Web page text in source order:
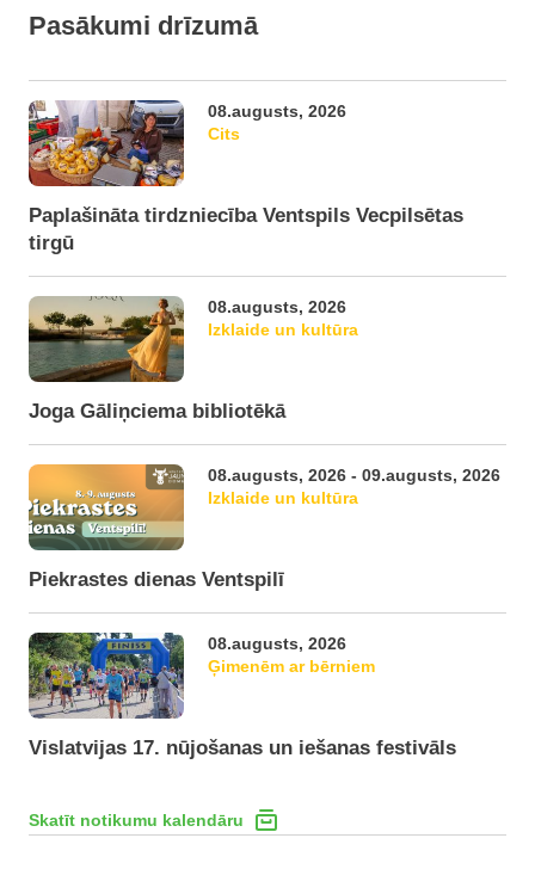
Pasākumi drīzumā
08.augusts, 2026
Cits
Paplašināta tirdzniecība Ventspils Vecpilsētas
tirgū
08.augusts, 2026
Izklaide un kultūra
Joga Gāliņciema bibliotēkā
08.augusts, 2026 - 09.augusts, 2026
Izklaide un kultūra
Piekrastes dienas Ventspilī
08.augusts, 2026
Ģimenēm ar bērniem
Vislatvijas 17. nūjošanas un iešanas festivāls
Skatīt notikumu kalendāru